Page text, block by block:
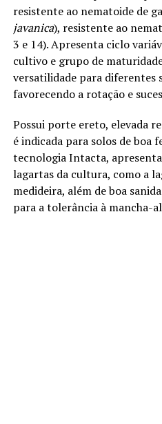
resistente ao nematoide de
javanica), resistente ao
3 e 14). Apresenta ciclo
cultivo e grupo de
versatilidade para diferentes
favorecendo a rotação e
Possui porte ereto, elevada
é indicada para solos de
tecnologia Intacta,
lagartas da cultura, como a
medideira, além de boa
para a tolerância à mancha-